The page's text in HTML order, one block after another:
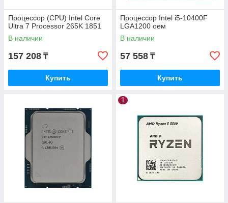
Процессор (CPU) Intel Core
Ultra 7 Processor 265K 1851
В наличии
157 208 ₸
Купить
Процессор Intel i5-10400F
LGA1200 оем
В наличии
57 558 ₸
Купить
1